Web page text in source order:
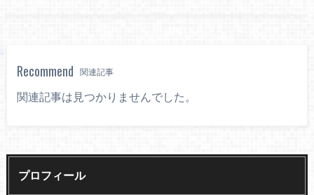
Recommend 関連記事
関連記事は見つかりませんでした。
プロフィール